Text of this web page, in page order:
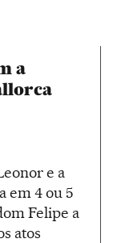
a
e a
em 4 ou 5
Felipe a
atos